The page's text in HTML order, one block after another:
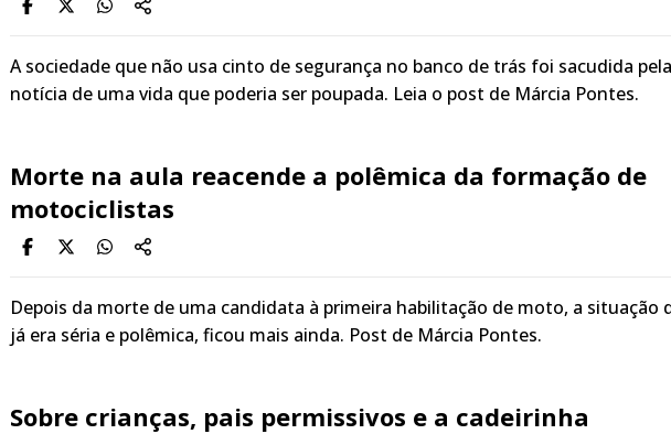
A sociedade que não usa cinto de segurança no banco de trás foi sacudida pela
notícia de uma vida que poderia ser poupada. Leia o post de Márcia Pontes.
Morte na aula reacende a polêmica da formação de
motociclistas
Depois da morte de uma candidata à primeira habilitação de moto, a situação
já era séria e polêmica, ficou mais ainda. Post de Márcia Pontes.
Sobre crianças, pais permissivos e a cadeirinha